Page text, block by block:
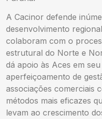
A Cacinor defende
desenvolvimento
colaboram com o
estrutural do Norte e
dá apoio às Aces em
aperfeiçoamento de
associações comerciais
métodos mais eficazes
levam ao crescimento